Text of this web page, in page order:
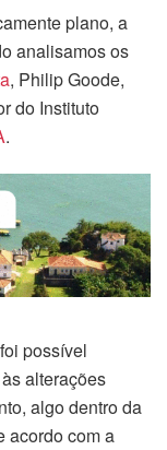
plano, a
analisamos os
, Philip Goode,
do Instituto
.
possível
alterações
algo dentro da
acordo com a